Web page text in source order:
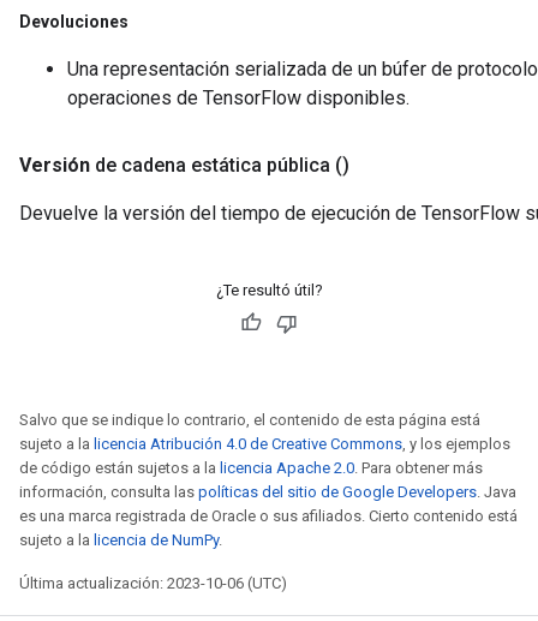
Devoluciones
Una representación serializada de un búfer de
operaciones de TensorFlow disponibles.
Versión de cadena estática pública ()
Devuelve la versión del tiempo de ejecución de TensorFlow
¿Te resultó útil?
Salvo que se indique lo contrario, el contenido de esta página está
sujeto a la licencia Atribución 4.0 de Creative Commons, y los ejemplos
de código están sujetos a la licencia Apache 2.0. Para obtener más
información, consulta las políticas del sitio de Google Developers. Java
es una marca registrada de Oracle o sus afiliados. Cierto contenido está
sujeto a la licencia de NumPy.
Última actualización: 2023-10-06 (UTC)